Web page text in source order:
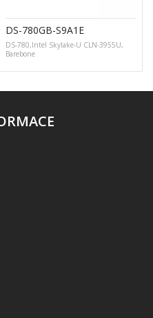
DS-780GB-S9A1E
DS-780,Intel Skylake-U CLN-3955U,
Barebone